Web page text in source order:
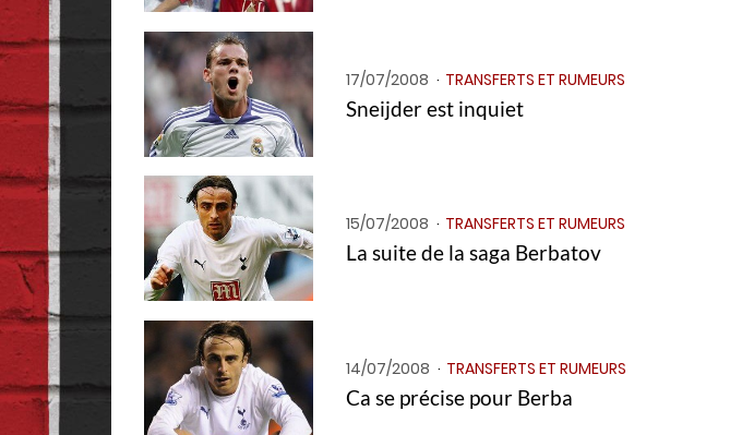
17/07/2008 TRANSFERTS ET RUMEURS
Sneijder est inquiet
15/07/2008 TRANSFERTS ET RUMEURS
La suite de la saga Berbatov
14/07/2008 TRANSFERTS ET RUMEURS
Ca se précise pour Berba